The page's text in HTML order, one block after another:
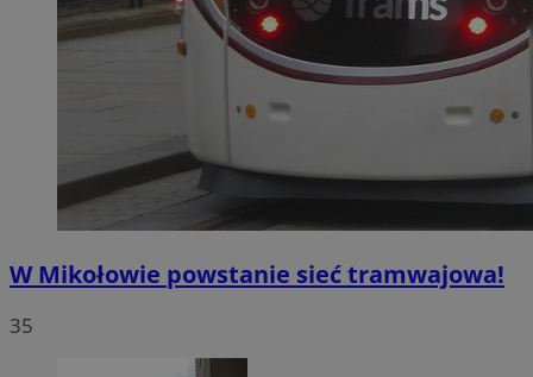
W Mikołowie powstanie sieć tramwajowa!
35